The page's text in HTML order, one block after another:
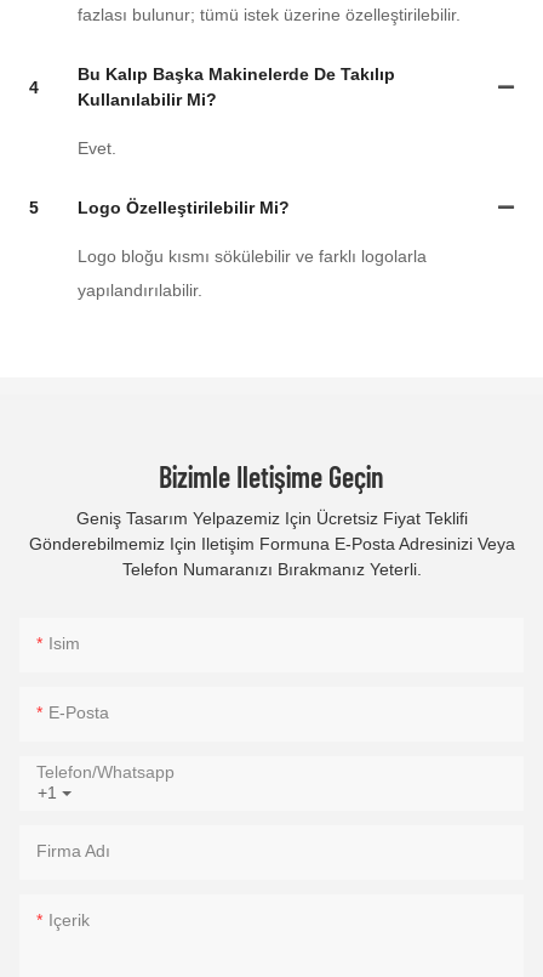
fazlası bulunur; tümü istek üzerine özelleştirilebilir.
4
Bu Kalıp Başka Makinelerde De Takılıp
Kullanılabilir Mi?
Evet.
5 Logo Özelleştirilebilir Mi?
Logo bloğu kısmı sökülebilir ve farklı logolarla
yapılandırılabilir.
Bizimle Iletişime Geçin
Geniş Tasarım Yelpazemiz Için Ücretsiz Fiyat Teklifi
Gönderebilmemiz Için Iletişim Formuna E-Posta Adresinizi Veya
Telefon Numaranızı Bırakmanız Yeterli.
Isim
E-Posta
+1
Telefon/whatsapp
Firma Adı
Içerik